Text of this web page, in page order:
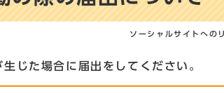
ソーシャルサイトへの
じた場合に届出をしてください。